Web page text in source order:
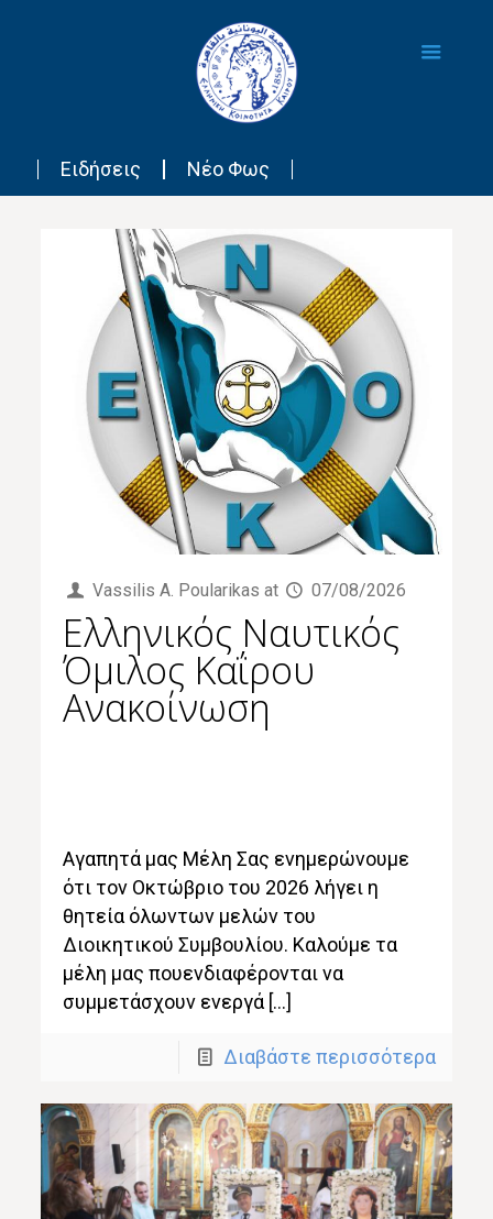
Ειδήσεις Νέο Φως
Vassilis Α. Poularikas at 07/08/2026
Ελληνικός Ναυτικός
Όμιλος Καΐρου
Ανακοίνωση
Αγαπητά μας Μέλη Σας ενημερώνουμε
ότι τον Οκτώβριο του 2026 λήγει η
θητεία όλωντων μελών του
Διοικητικού Συμβουλίου. Καλούμε τα
μέλη μας πουενδιαφέρονται να
συμμετάσχουν ενεργά […]
Διαβάστε περισσότερα